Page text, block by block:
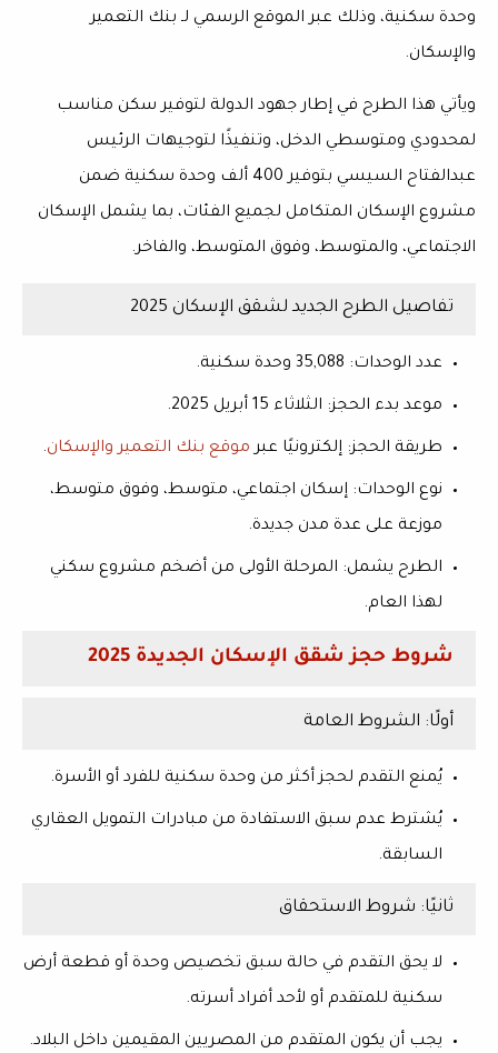
وحدة سكنية، وذلك عبر الموقع الرسمي لـ بنك التعمير
والإسكان.
ويأتي هذا الطرح في إطار جهود الدولة لتوفير سكن مناسب
لمحدودي ومتوسطي الدخل، وتنفيذًا لتوجيهات الرئيس
عبدالفتاح السيسي بتوفير 400 ألف وحدة سكنية
ضمن
مشروع الإسكان المتكامل لجميع الفئات، بما يشمل الإسكان
الاجتماعي، والمتوسط، وفوق المتوسط، والفاخر.
تفاصيل الطرح الجديد لشقق الإسكان 2025
عدد الوحدات: 35,088 وحدة سكنية.
موعد بدء الحجز: الثلاثاء 15 أبريل 2025.
طريقة الحجز: إلكترونيًا عبر موقع بنك التعمير والإسكان.
نوع الوحدات: إسكان اجتماعي، متوسط، وفوق متوسط،
موزعة على عدة مدن جديدة.
الطرح يشمل: المرحلة الأولى من أضخم مشروع سكني
لهذا العام.
شروط حجز شقق الإسكان الجديدة 2025
أولًا: الشروط العامة
يُمنع التقدم لحجز أكثر من وحدة سكنية للفرد أو الأسرة.
يُشترط عدم سبق الاستفادة من مبادرات التمويل العقاري
السابقة.
ثانيًا: شروط الاستحقاق
لا يحق التقدم في حالة سبق تخصيص وحدة أو قطعة أرض
سكنية للمتقدم أو لأحد أفراد أسرته.
يجب أن يكون المتقدم من المصريين المقيمين داخل البلاد.